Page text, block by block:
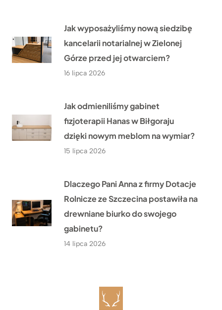
Jak wyposażyliśmy nową siedzibę
kancelarii notarialnej w Zielonej
Górze przed jej otwarciem?
16 lipca 2026
Jak odmieniliśmy gabinet
fizjoterapii Hanas w Biłgoraju
dzięki nowym meblom na wymiar?
15 lipca 2026
Dlaczego Pani Anna z firmy Dotacje
Rolnicze ze Szczecina postawiła na
drewniane biurko do swojego
gabinetu?
14 lipca 2026